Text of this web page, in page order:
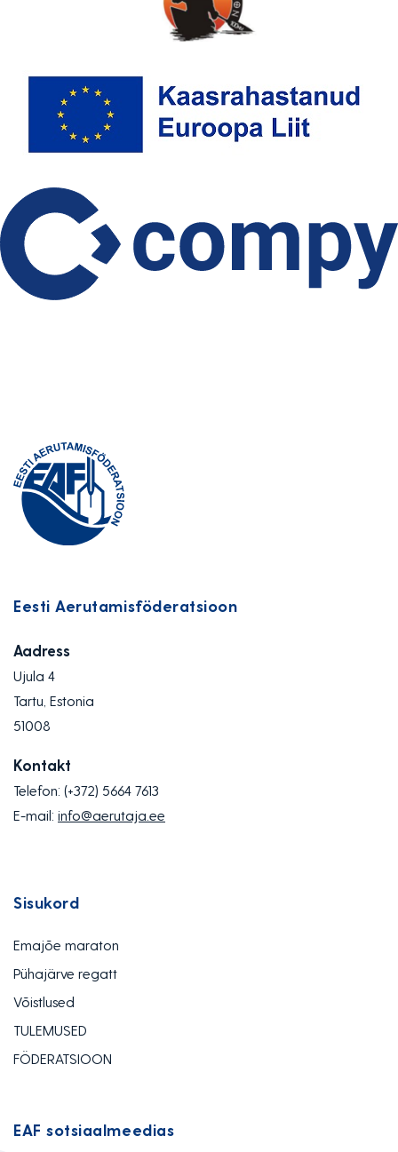
Eesti Aerutamisföderatsioon
Aadress
Ujula 4
Tartu, Estonia
51008
Kontakt
Telefon: (+372) 5664 7613
E-mail: info@aerutaja.ee
Sisukord
Emajõe maraton
Pühajärve regatt
Võistlused
TULEMUSED
FÖDERATSIOON
EAF sotsiaalmeedias